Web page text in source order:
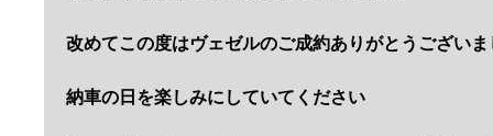
改めてこの度はヴェゼルのご成約ありがとうございま
納車の日を楽しみにしていてください